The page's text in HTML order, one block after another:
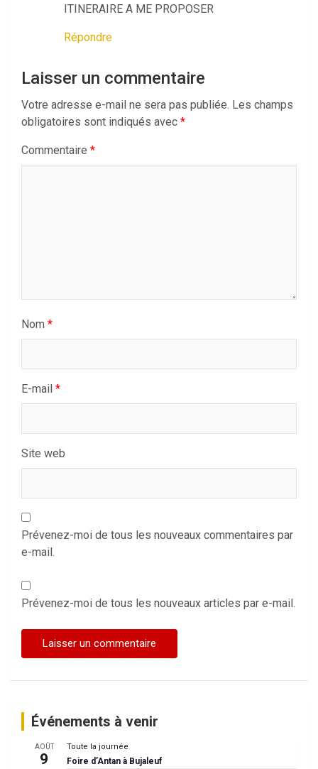
ITINERAIRE A ME PROPOSER
Répondre
Laisser un commentaire
Votre adresse e-mail ne sera pas publiée. Les champs
obligatoires sont indiqués avec *
Commentaire *
Nom *
E-mail *
Site web
Prévenez-moi de tous les nouveaux commentaires par
e-mail.
Prévenez-moi de tous les nouveaux articles par e-mail.
Événements à venir
AOÛT
9
Toute la journée
Foire d’Antan à Bujaleuf